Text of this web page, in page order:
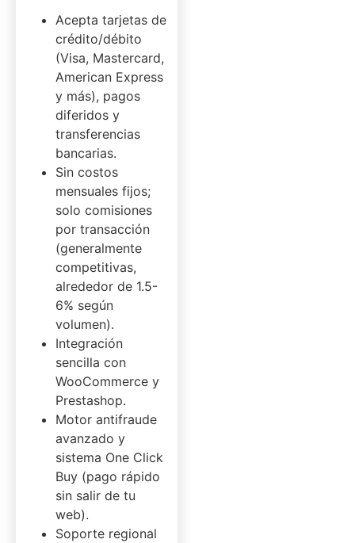
Acepta tarjetas de
crédito/débito
(Visa, Mastercard,
American Express
y más), pagos
diferidos y
transferencias
bancarias.
Sin costos
mensuales fijos;
solo comisiones
por transacción
(generalmente
competitivas,
alrededor de 1.5-
6% según
volumen).
Integración
sencilla con
WooCommerce y
Prestashop.
Motor antifraude
avanzado y
sistema One Click
Buy (pago rápido
sin salir de tu
web).
Soporte regional